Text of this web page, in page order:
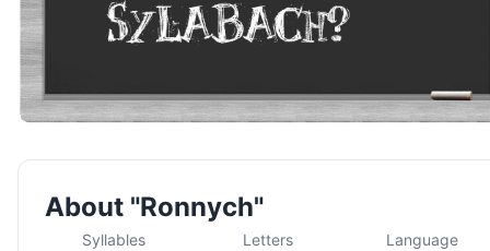
About "Ronnych"
Syllables Letters Language